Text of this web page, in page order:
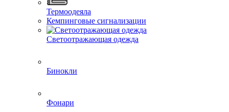
Термоодеяла
Кемпинговые сигнализации
Светоотражающая одежда
Бинокли
Фонари